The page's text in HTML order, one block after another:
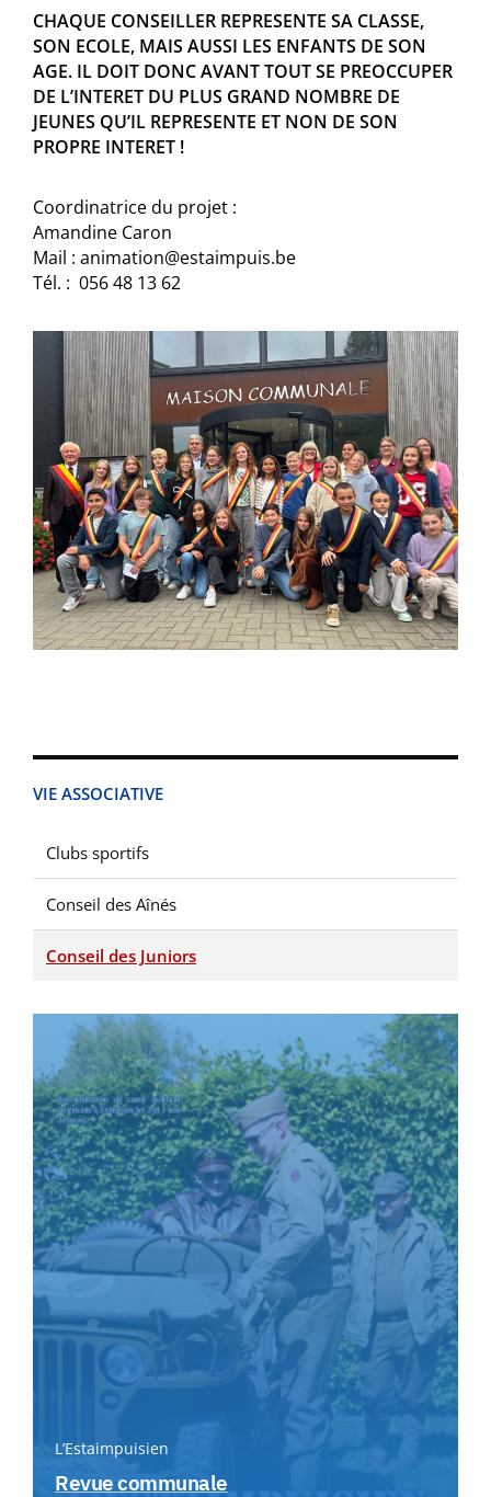
VIE ASSOCIATIVE
Clubs sportifs
Conseil des Aînés
Conseil des Juniors
L’Estaimpuisien
Revue communale
CHAQUE CONSEILLER REPRESENTE SA CLASSE,
SON ECOLE, MAIS AUSSI LES ENFANTS DE SON
AGE. IL DOIT DONC AVANT TOUT SE PREOCCUPER
DE L’INTERET DU PLUS GRAND NOMBRE DE
JEUNES QU’IL REPRESENTE ET NON DE SON
PROPRE INTERET !
Coordinatrice du projet :
Amandine Caron
Mail : animation@estaimpuis.be
Tél. : 056 48 13 62